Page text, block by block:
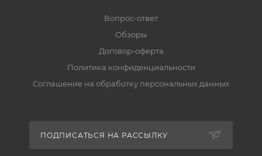
Вопрос-ответ
Обзоры
Договор-оферта
Политика конфиденциальности
Соглашение на обработку персональных данных
ПОДПИСАТЬСЯ НА РАССЫЛКУ